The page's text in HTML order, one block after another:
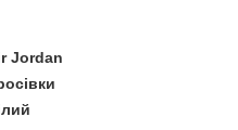
Jordan